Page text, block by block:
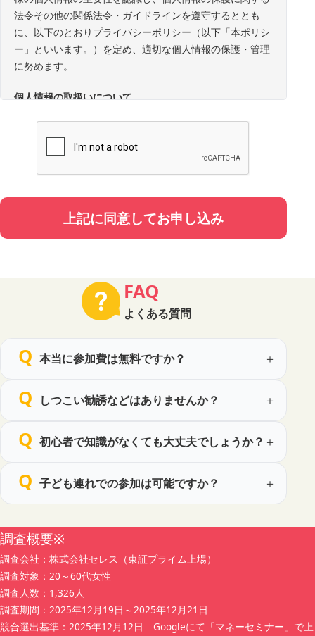
法令その他の関係法令・ガイドラインを遵守するととも
に、以下のとおりプライバシーポリシー（以下「本ポリシ
ー」といいます。）を定め、適切な個人情報の保護・管理
に努めます。
個人情報の取扱いについて
事業者名：株式会社STORIES
代表者：代表取締役 陣内 亨
2. 個人情報の定義
本ポリシーにおいて「個人情報」とは、氏名、性別、電話
ことにより特定の個人を識別できる情報をいいます。
（1）セミナー申込時にご提供いただく情報
性別
電話番号
年代
お住いの都道府県
同伴者情報（お名前・年代・性別・申込者との続柄）
ら任意にご提供いただく情報
4. 個人情報の取得方法
当社は、主として当社が運営するウェブサイト等に設置す
る予約フォームを通じて、適正かつ公正な手段により個人
情報を取得します。
上記に同意してお申し込み
FAQ
よくある質問
本当に参加費は無料ですか？
しつこい勧誘などはありませんか？
初心者で知識がなくても大丈夫でしょうか？
子ども連れでの参加は可能ですか？
調査概要※
調査会社：株式会社セレス（東証プライム上場）
調査対象：20～60代女性
調査人数：1,326人
調査期間：2025年12月19日～2025年12月21日
競合選出基準：2025年12月12日 Googleにて「マネーセミナー」で上